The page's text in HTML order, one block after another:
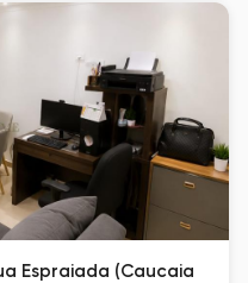
Espraiada (Caucaia